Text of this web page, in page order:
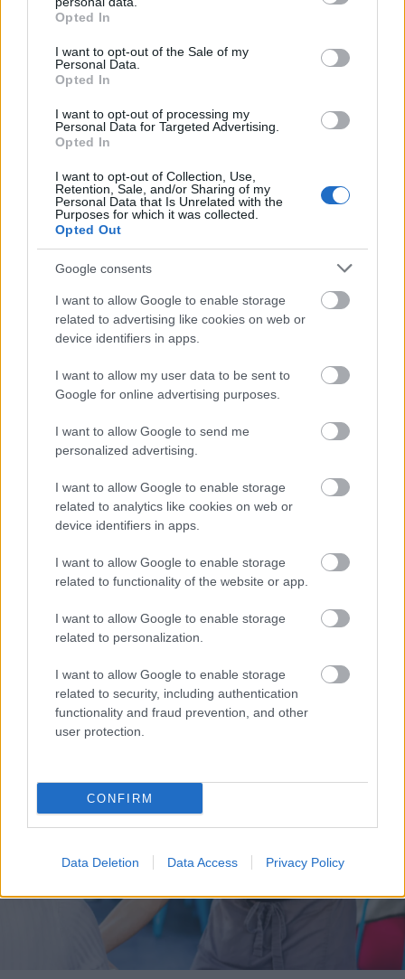
grant or deny consent to Google and its third-party tags to
use your data for below specified purposes in below Google
consent section.
Opted In
I want to opt-out of the Sale of my
Personal Data.
Opted In
I want to opt-out of processing my
Personal Data for Targeted Advertising.
Opted In
I want to opt-out of Collection, Use,
Retention, Sale, and/or Sharing of my
Personal Data that Is Unrelated with the
Purposes for which it was collected.
Opted Out
Google consents
I want to allow Google to enable storage
related to advertising like cookies on web or
device identifiers in apps.
I want to allow my user data to be sent to
Google for online advertising purposes.
I want to allow Google to send me
personalized advertising.
I want to allow Google to enable storage
related to analytics like cookies on web or
device identifiers in apps.
I want to allow Google to enable storage
related to functionality of the website or app.
I want to allow Google to enable storage
related to personalization.
I want to allow Google to enable storage
related to security, including authentication
functionality and fraud prevention, and other
user protection.
CONFIRM
Data Deletion Data Access Privacy Policy
το χαρτζιλίκι και οι αναλήψεις θεωρούνται κρυφή
πρώτη της συσκευή με υπογραφή Jony Ive
ΒΙΝΤΕΟ